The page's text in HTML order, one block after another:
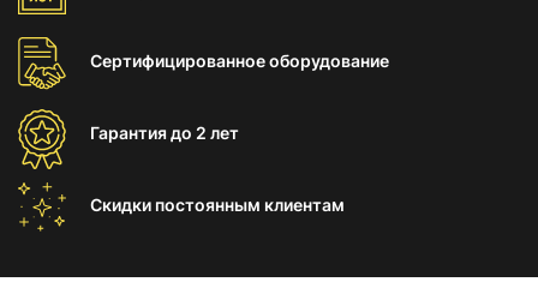
Сертифицированноеоборудование
Гарантиядо 2 лет
Скидки постоянным клиентам